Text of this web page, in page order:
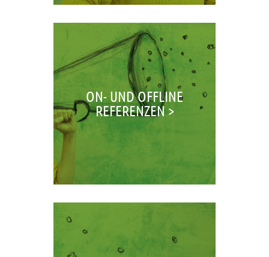
ON- UND OFFLINE
REFERENZEN >